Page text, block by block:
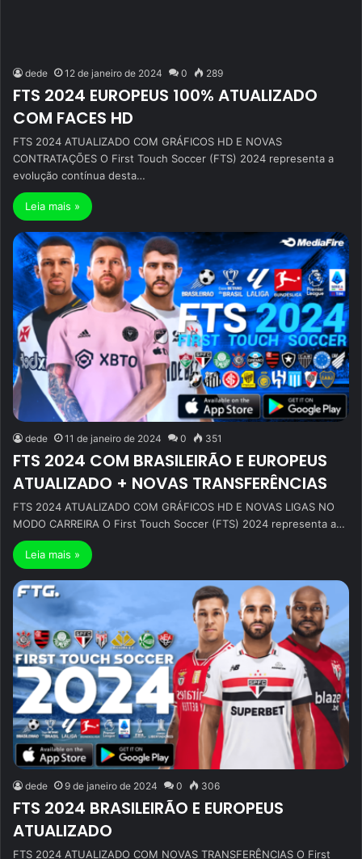
dede 12 de janeiro de 2024 0 289
FTS 2024 EUROPEUS 100% ATUALIZADO
COM FACES HD
FTS 2024 ATUALIZADO COM GRÁFICOS HD E NOVAS
CONTRATAÇÕES O First Touch Soccer (FTS) 2024 representa a
evolução contínua desta…
Leia mais »
dede 11 de janeiro de 2024 0 351
FTS 2024 COM BRASILEIRÃO E EUROPEUS
ATUALIZADO + NOVAS TRANSFERÊNCIAS
FTS 2024 ATUALIZADO COM GRÁFICOS HD E NOVAS LIGAS NO
MODO CARREIRA O First Touch Soccer (FTS) 2024 representa a…
Leia mais »
dede 9 de janeiro de 2024 0 306
FTS 2024 BRASILEIRÃO E EUROPEUS
ATUALIZADO
FTS 2024 ATUALIZADO COM NOVAS TRANSFERÊNCIAS O First